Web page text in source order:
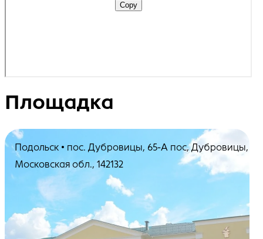
Площадка
Подольск • пос. Дубровицы, 65-А пос, Дубровицы,
Московская обл., 142132